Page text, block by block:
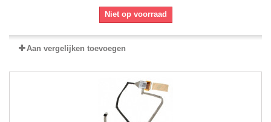
Niet op voorraad
Aan vergelijken toevoegen